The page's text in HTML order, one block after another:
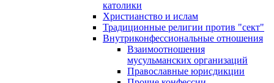
католики
Христианство и ислам
Традиционные религии против "сект"
Внутриконфессиональные отношения
Взаимоотношения
мусульманских организаций
Православные юрисдикции